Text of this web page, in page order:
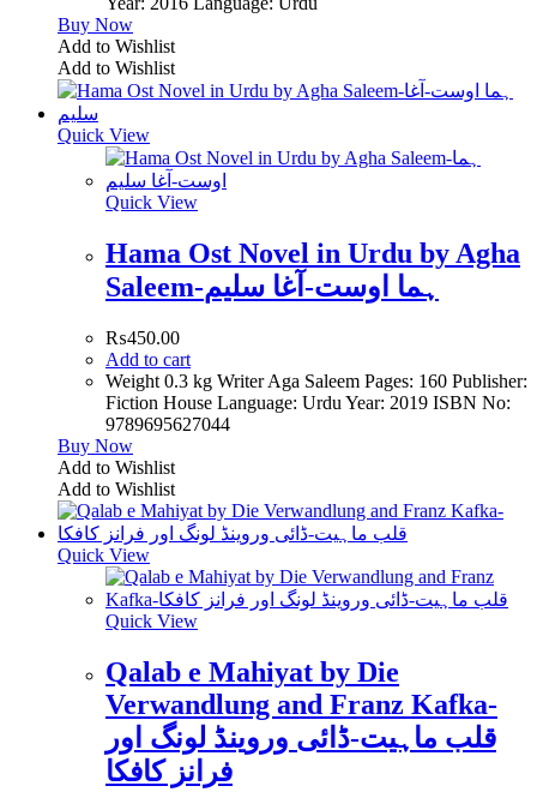
Buy Now
Add to Wishlist
Add to Wishlist
Quick View
Quick View
Hama Ost Novel in Urdu by Agha
Saleem-ہما اوست-آغا سلیم
₨450.00
Add to cart
Weight 0.3 kg Writer Aga Saleem Pages: 160 Publisher:
Fiction House Language: Urdu Year: 2019 ISBN No:
9789695627044
Buy Now
Add to Wishlist
Add to Wishlist
Quick View
Quick View
Qalab e Mahiyat by Die
Verwandlung and Franz Kafka-
قلب ماہیت-ڈائی وروینڈ لونگ اور
فرانز کافکا